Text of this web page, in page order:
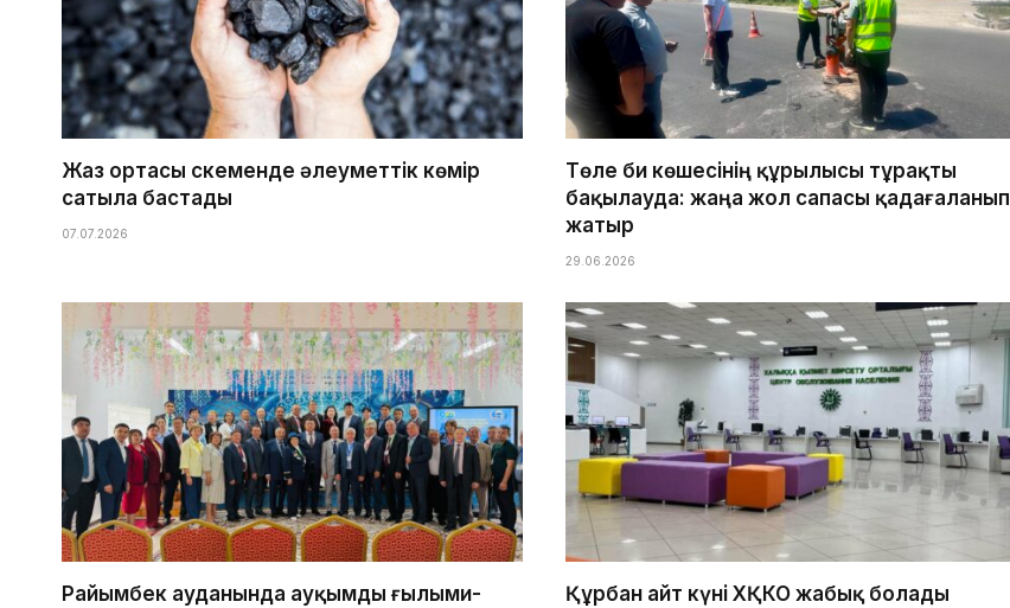
Жаз ортасы Өскеменде әлеуметтік көмір
сатыла бастады
07.07.2026
Төле би көшесінің құрылысы тұрақты
бақылауда: жаңа жол сапасы қадағаланып
жатыр
29.06.2026
Райымбек ауданында ауқымды ғылыми-
Құрбан айт күні ХҚКО жабық болады